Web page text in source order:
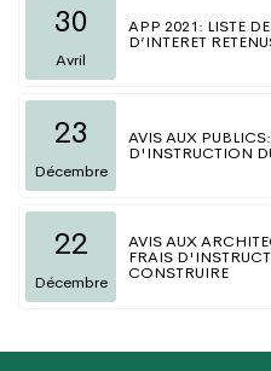
30
Avril
APP 2021: LISTE
D’INTERET
23
Décembre
AVIS AUX
D'INSTRUCTION
22
Décembre
AVIS AUX
FRAIS
CONSTRUIRE